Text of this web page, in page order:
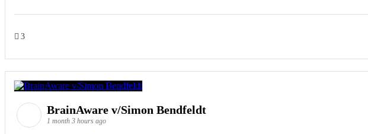
3
BrainAware v/Simon Bendfeldt
1 month 3 hours ago